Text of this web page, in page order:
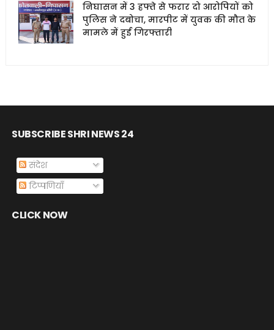
निघासन में 3 हफ्ते से फरार दो आरोपियों को
पुलिस ने दबोचा, मारपीट में युवक की मौत के
मामले में हुई गिरफ्तारी
SUBSCRIBE SHRI NEWS 24
संदेश
टिप्पणियाँ
CLICK NOW